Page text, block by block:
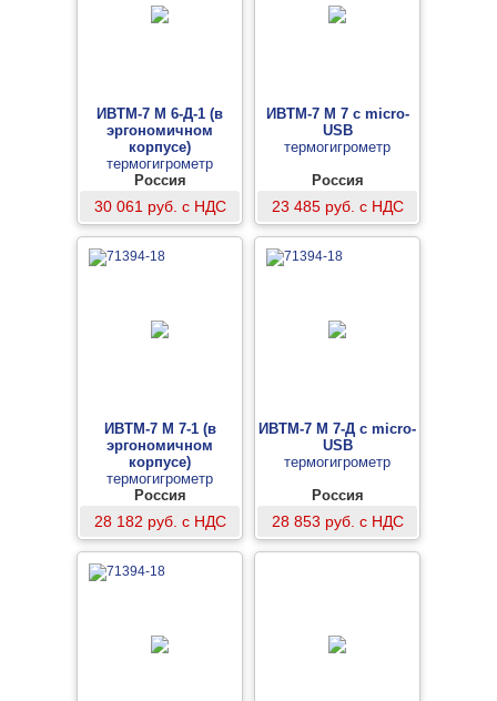
ИВТМ-7 М 6-Д-1 (в
эргономичном
корпусе)
термогигрометр
Россия
30 061 руб. с НДС
ИВТМ-7 М 7 с micro-
USB
термогигрометр
Россия
23 485 руб. с НДС
ИВТМ-7 М 7-1 (в
эргономичном
корпусе)
термогигрометр
Россия
28 182 руб. с НДС
ИВТМ-7 М 7-Д с micro-
USB
термогигрометр
Россия
28 853 руб. с НДС